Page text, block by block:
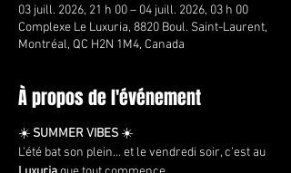
03 juill. 2026, 21 h 00 – 04 juill. 2026, 03 h 00
Complexe Le Luxuria, 8820 Boul. Saint-Laurent,
Montréal, QC H2N 1M4, Canada
À propos de l'événement
☀️ SUMMER VIBES ☀️
L’été bat son plein… et le vendredi soir, c’est au